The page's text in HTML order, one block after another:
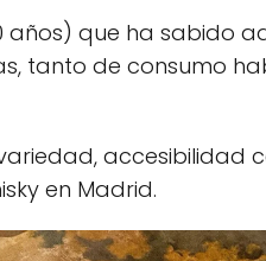
años) que ha sabido
tanto de consumo
accesibilidad
en Madrid.